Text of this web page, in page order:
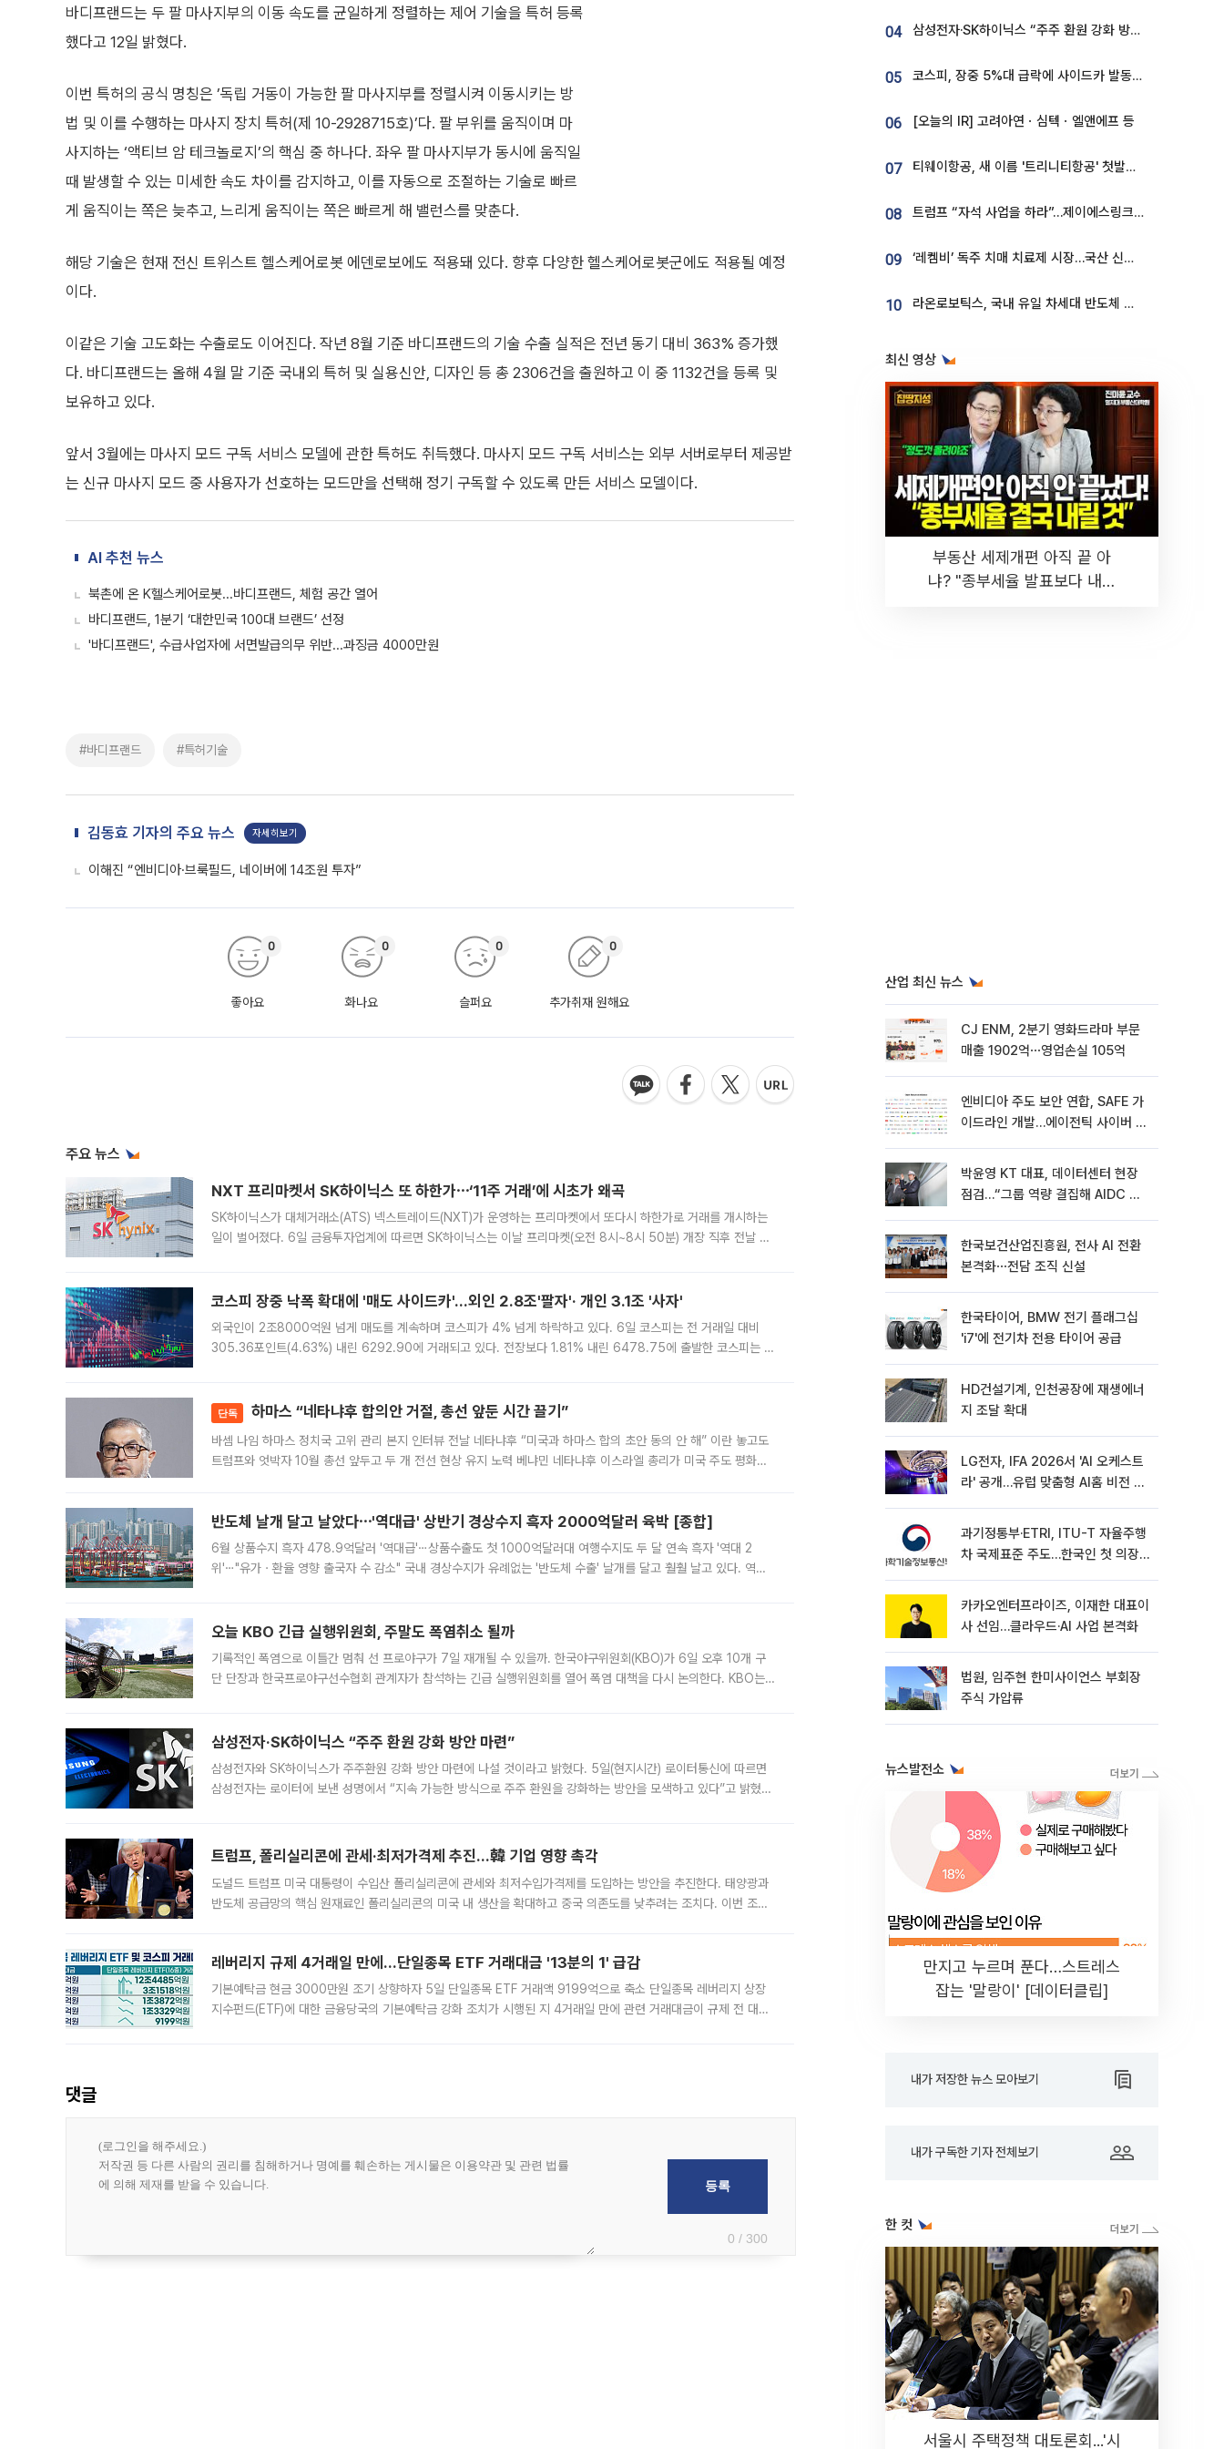
바디프랜드는 두 팔 마사지부의 이동 속도를 균일하게 정렬하는 제어 기술을 특허 등록
했다고 12일 밝혔다.
이번 특허의 공식 명칭은 ’독립 거동이 가능한 팔 마사지부를 정렬시켜 이동시키는 방
법 및 이를 수행하는 마사지 장치 특허(제 10-2928715호)’다. 팔 부위를 움직이며 마
사지하는 ‘액티브 암 테크놀로지’의 핵심 중 하나다. 좌우 팔 마사지부가 동시에 움직일
때 발생할 수 있는 미세한 속도 차이를 감지하고, 이를 자동으로 조절하는 기술로 빠르
게 움직이는 쪽은 늦추고, 느리게 움직이는 쪽은 빠르게 해 밸런스를 맞춘다.
해당 기술은 현재 전신 트위스트 헬스케어로봇 에덴로보에도 적용돼 있다. 향후 다양한 헬스케어로봇군에도 적용될 예정
이다.
이같은 기술 고도화는 수출로도 이어진다. 작년 8월 기준 바디프랜드의 기술 수출 실적은 전년 동기 대비 363% 증가했
다. 바디프랜드는 올해 4월 말 기준 국내외 특허 및 실용신안, 디자인 등 총 2306건을 출원하고 이 중 1132건을 등록 및
보유하고 있다.
앞서 3월에는 마사지 모드 구독 서비스 모델에 관한 특허도 취득했다. 마사지 모드 구독 서비스는 외부 서버로부터 제공받
는 신규 마사지 모드 중 사용자가 선호하는 모드만을 선택해 정기 구독할 수 있도록 만든 서비스 모델이다.
AI 추천 뉴스
북촌에 온 K헬스케어로봇...바디프랜드, 체험 공간 열어
바디프랜드, 1분기 ‘대한민국 100대 브랜드’ 선정
'바디프랜드', 수급사업자에 서면발급의무 위반...과징금 4000만원
#바디프랜드 #특허기술
김동효 기자의 주요 뉴스 자세히보기
이해진 “엔비디아·브룩필드, 네이버에 14조원 투자”
좋아요
0
화나요
0
슬퍼요
0
추가취재 원해요
0
주요 뉴스
NXT 프리마켓서 SK하이닉스 또 하한가⋯‘11주 거래’에 시초가 왜곡
SK하이닉스가 대체거래소(ATS) 넥스트레이드(NXT)가 운영하는 프리마켓에서 또다시 하한가로 거래를 개시하는
일이 벌어졌다. 6일 금융투자업계에 따르면 SK하이닉스는 이날 프리마켓(오전 8시~8시 50분) 개장 직후 전날 정
코스피 장중 낙폭 확대에 '매도 사이드카'…외인 2.8조'팔자'· 개인 3.1조 '사자'
외국인이 2조8000억원 넘게 매도를 계속하며 코스피가 4% 넘게 하락하고 있다. 6일 코스피는 전 거래일 대비
305.36포인트(4.63%) 내린 6292.90에 거래되고 있다. 전장보다 1.81% 내린 6478.75에 출발한 코스피는 장
단독 하마스 “네타냐후 합의안 거절, 총선 앞둔 시간 끌기”
바셈 나임 하마스 정치국 고위 관리 본지 인터뷰 전날 네타냐후 “미국과 하마스 합의 초안 동의 안 해” 이란 놓고도
트럼프와 엇박자 10월 총선 앞두고 두 개 전선 현상 유지 노력 베냐민 네타냐후 이스라엘 총리가 미국 주도 평화위
반도체 날개 달고 날았다⋯'역대급' 상반기 경상수지 흑자 2000억달러 육박 [종합]
6월 상품수지 흑자 478.9억달러 '역대급'⋯상품수출도 첫 1000억달러대 여행수지도 두 달 연속 흑자 '역대 2
위'⋯"유가ㆍ환율 영향 출국자 수 감소" 국내 경상수지가 유례없는 '반도체 수출' 날개를 달고 훨훨 날고 있다. 역대
오늘 KBO 긴급 실행위원회, 주말도 폭염취소 될까
기록적인 폭염으로 이틀간 멈춰 선 프로야구가 7일 재개될 수 있을까. 한국야구위원회(KBO)가 6일 오후 10개 구
단 단장과 한국프로야구선수협회 관계자가 참석하는 긴급 실행위원회를 열어 폭염 대책을 다시 논의한다. KBO는
삼성전자·SK하이닉스 “주주 환원 강화 방안 마련”
삼성전자와 SK하이닉스가 주주환원 강화 방안 마련에 나설 것이라고 밝혔다. 5일(현지시간) 로이터통신에 따르면
삼성전자는 로이터에 보낸 성명에서 “지속 가능한 방식으로 주주 환원을 강화하는 방안을 모색하고 있다”고 밝혔다.
트럼프, 폴리실리콘에 관세·최저가격제 추진…韓 기업 영향 촉각
도널드 트럼프 미국 대통령이 수입산 폴리실리콘에 관세와 최저수입가격제를 도입하는 방안을 추진한다. 태양광과
반도체 공급망의 핵심 원재료인 폴리실리콘의 미국 내 생산을 확대하고 중국 의존도를 낮추려는 조치다. 이번 조처
레버리지 규제 4거래일 만에…단일종목 ETF 거래대금 '13분의 1' 급감
기본예탁금 현금 3000만원 조기 상향하자 5일 단일종목 ETF 거래액 9199억으로 축소 단일종목 레버리지 상장
지수펀드(ETF)에 대한 금융당국의 기본예탁금 강화 조치가 시행된 지 4거래일 만에 관련 거래대금이 규제 전 대비
댓글
0 / 300
04 삼성전자·SK하이닉스 “주주 환원 강화 방안 마련”
05 코스피, 장중 5%대 급락에 사이드카 발동…삼성·SK 동반 폭락
06 [오늘의 IR] 고려아연ㆍ심텍ㆍ엘앤에프 등
07 티웨이항공, 새 이름 '트리니티항공' 첫발…SSC 전략 본격화
08 트럼프 “자석 사업을 하라”…제이에스링크, 비중국 영구자석 공급망 구축 속도
09 ‘레켐비’ 독주 치매 치료제 시장…국산 신약 등장하나
10 라온로보틱스, 국내 유일 차세대 반도체 공정 로봇 개발 ‘고객사 테스트 진행’
최신 영상
부동산 세제개편 아직 끝 아
냐? "종부세율 발표보다 내릴
산업 최신 뉴스
CJ ENM, 2분기 영화드라마 부문
매출 1902억⋯영업손실 105억
엔비디아 주도 보안 연합, SAFE 가
이드라인 개발…에이전틱 사이버 보
박윤영 KT 대표, 데이터센터 현장
점검…“그룹 역량 결집해 AIDC 경
한국보건산업진흥원, 전사 AI 전환
본격화⋯전담 조직 신설
한국타이어, BMW 전기 플래그십
'i7'에 전기차 전용 타이어 공급
HD건설기계, 인천공장에 재생에너
지 조달 확대
LG전자, IFA 2026서 'AI 오케스트
라' 공개…유럽 맞춤형 AI홈 비전 제
과기정통부·ETRI, ITU-T 자율주행
차 국제표준 주도…한국인 첫 의장
카카오엔터프라이즈, 이재한 대표이
사 선임…클라우드·AI 사업 본격화
법원, 임주현 한미사이언스 부회장
주식 가압류
뉴스발전소
만지고 누르며 푼다…스트레스
잡는 '말랑이' [데이터클립]
내가 저장한 뉴스 모아보기
내가 구독한 기자 전체보기
한 컷
서울시 주택정책 대토론회...'시